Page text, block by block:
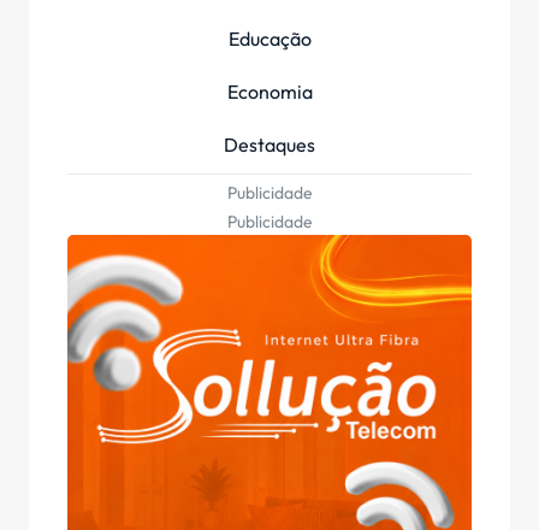
Educação
Economia
Destaques
Publicidade
Publicidade